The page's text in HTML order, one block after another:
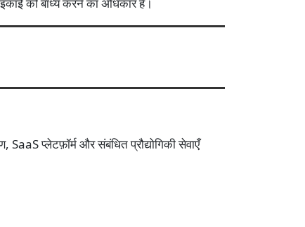
प्लेटफ़ॉर्म और संबंधित प्रौद्योगिकी सेवाएँ